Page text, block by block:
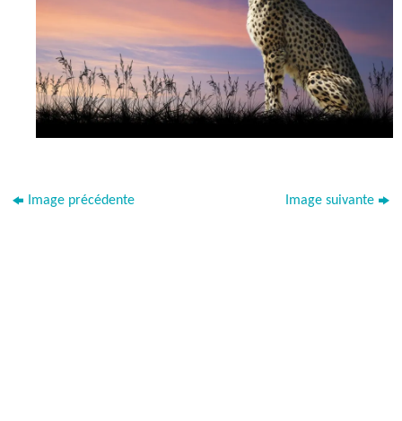
Image précédente Image suivante